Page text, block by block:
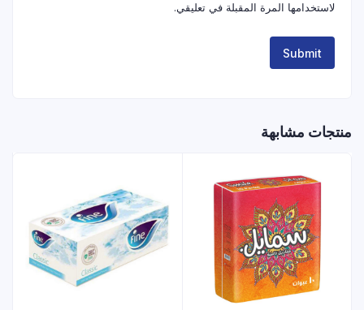
لاستخدامها المرة المقبلة في تعليقي.
منتجات مشابهة